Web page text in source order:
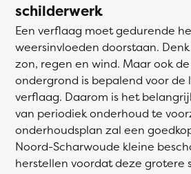
schilderwerk
Een verflaag moet gedurende
weersinvloeden doorstaan.
zon, regen en wind. Maar ook
ondergrond is bepalend voor de
verflaag. Daarom is het
van periodiek onderhoud te
onderhoudsplan zal een
Noord-Scharwoude kleine
herstellen voordat deze grotere